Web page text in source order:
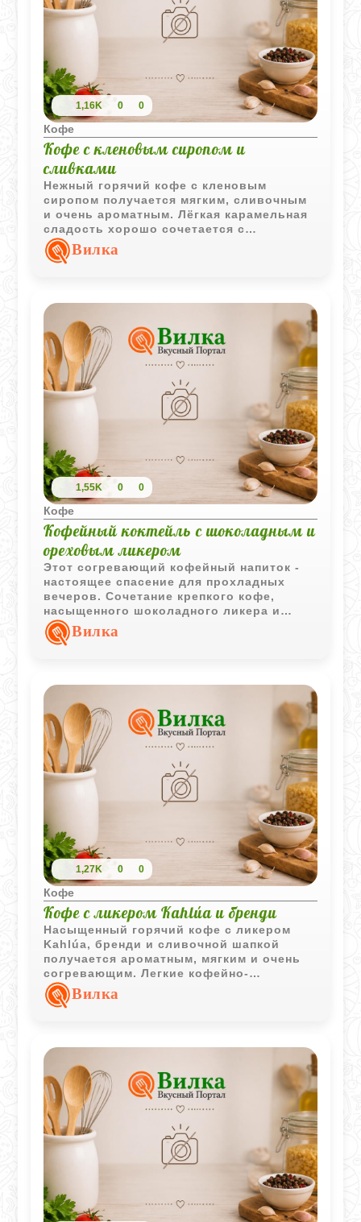
1,16K 0 0
Кофе
Кофе с кленовым сиропом и
сливками
Нежный горячий кофе с кленовым
сиропом получается мягким, сливочным
и очень ароматным. Лёгкая карамельная
сладость хорошо сочетается с
насыщенным вкусом кофе, а воздушные
сливки делают напиток особенно
Вилка
1,55K 0 0
Кофе
Кофейный коктейль с шоколадным и
ореховым ликером
Этот согревающий кофейный напиток -
настоящее спасение для прохладных
вечеров. Сочетание крепкого кофе,
насыщенного шоколадного ликера и
мягких ореховых ноток создает
потрясающий вкусовой баланс.
делает его похожим на десерт из
хорошей кофейни.
Вилка
1,27K 0 0
Кофе
Кофе с ликером Kahlúa и бренди
Насыщенный горячий кофе с ликером
Kahlúa, бренди и сливочной шапкой
получается ароматным, мягким и очень
согревающим. Легкие кофейно-
карамельные нотки хорошо сочетаются с
корицей и делают напиток особенно
Вилка